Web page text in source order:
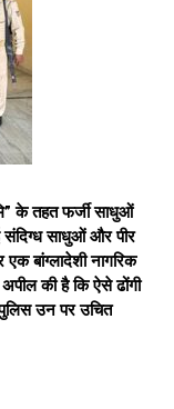
के तहत फर्जी साधुओं
संदिग्ध साधुओं और पीर
बांग्लादेशी नागरिक
की है कि ऐसे ढोंगी
उन पर उचित